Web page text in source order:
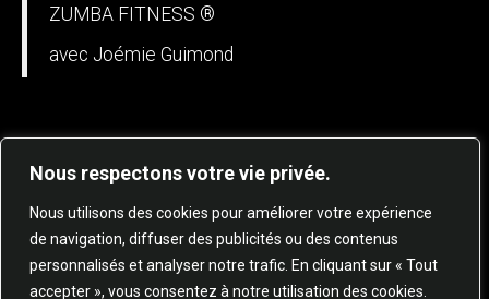
Nous respectons votre vie privée.
Nous utilisons des cookies pour améliorer votre expérience
de navigation, diffuser des publicités ou des contenus
personnalisés et analyser notre trafic. En cliquant sur « Tout
accepter », vous consentez à notre utilisation des cookies.
ZUMBA FITNESS ®
avec Joémie Guimond
© 2025 STUDIO DE DANSE HARMONIE TOUS